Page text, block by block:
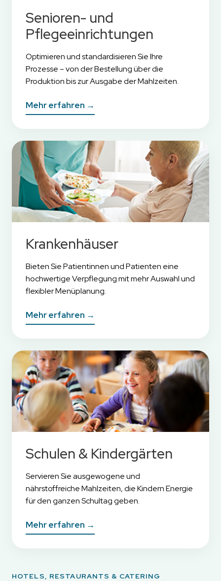
Senioren- und
Pflegeeinrichtungen
Optimieren und standardisieren Sie Ihre
Prozesse – von der Bestellung über die
Produktion bis zur Ausgabe der Mahlzeiten.
Mehr erfahren →
Krankenhäuser
Bieten Sie Patientinnen und Patienten eine
hochwertige Verpflegung mit mehr Auswahl und
flexibler Menüplanung.
Mehr erfahren →
Schulen & Kindergärten
Servieren Sie ausgewogene und
nährstoffreiche Mahlzeiten, die Kindern Energie
für den ganzen Schultag geben.
Mehr erfahren →
HOTELS, RESTAURANTS & CATERING